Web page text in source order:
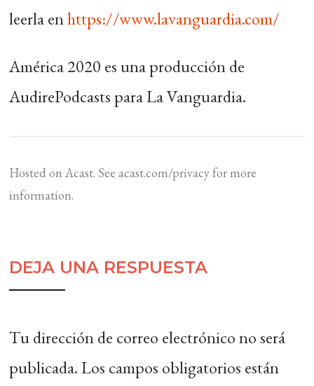
leerla enhttps://www.lavanguardia.com/
América 2020 es una producción de
AudirePodcasts para La Vanguardia.
Hosted on Acast. Seeacast.com/privacyfor more
information.
DEJA UNA RESPUESTA
Tu dirección de correo electrónico no será
publicada. Los campos obligatorios están